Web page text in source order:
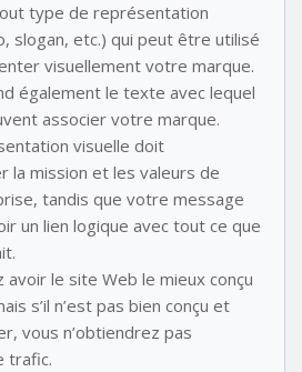
type de représentation
slogan, etc.) qui peut être utilisé
visuellement votre marque.
également le texte avec lequel
associer votre marque.
visuelle doit
la mission et les valeurs de
tandis que votre message
un lien logique avec tout ce que
avoir le site Web le mieux conçu
s’il n’est pas bien conçu et
vous n’obtiendrez pas
trafic.